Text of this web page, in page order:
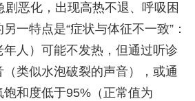
恶化，出现高热不退、呼吸困
一特点是“症状与体征不一致”：
人）可能不发热，但通过听诊
类似水泡破裂的声音），或通
和度低于95%（正常值为